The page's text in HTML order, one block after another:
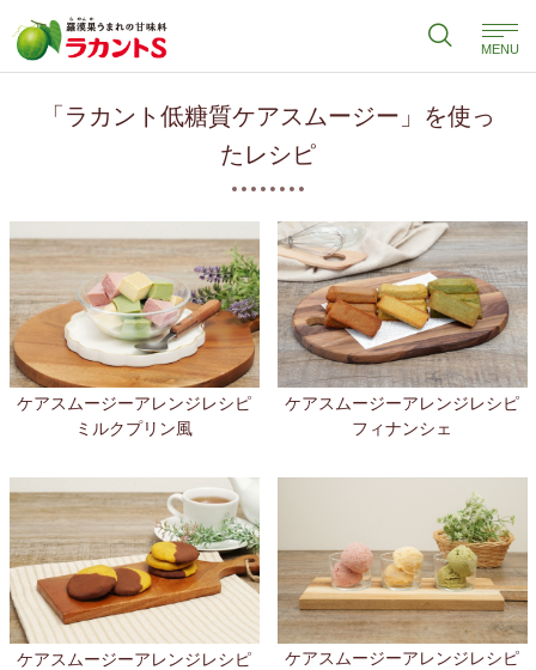
MENU
「ラカント低糖質ケアスムージー」を使っ
たレシピ
ケアスムージーアレンジレシピ
ミルクプリン風
ケアスムージーアレンジレシピ
フィナンシェ
ケアスムージーアレンジレシピ
ケアスムージーアレンジレシピ